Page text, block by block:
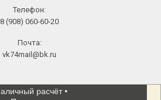
Телефон:
8 (908) 060-60-20
Почта:
vk74mail@bk.ru